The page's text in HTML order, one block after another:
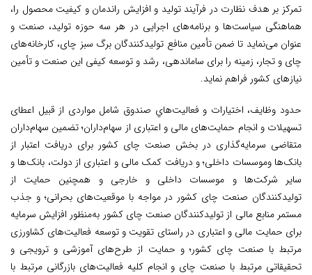
تمرکز بر هدف نظارت در فرآیند تولید و افزایش راندمان و کیفیت محصول را،
هماهنگی سیاست‌ها و برنامه‌های اجرایی در هر سه حوزه تولید، صنعت و
عنوان می‌نماید تا ضمن تأمین منافع تولیدکنندگان برگ سبز چای، کارخانه‌های
چای و تجار،‌ زمینه را برای ساماندهی، رشد و توسعه کیفی این صنعت و تأمین
نیازهای کشور فراهم نماید.
حدود وظایف، اختیارات و فعاليت‌هاي صندوق شامل مواردی از قبیل اعطای
تسهیلات و انجام حمایت‌های مالی و اعتباری از سهام‌داران؛ تضمین سهام‌داران
متقاضی سرمایه‌گذاری در بخش صنعت چای کشور برای دریافت اعتبار از
بانک‌ها وموسسات داخلی؛ و دریافت کمک مالی و اعتباری از دولت، بانک‌ها و
سایر شرکت‌ها و موسسات داخلی و خارجی و همچنین حمایت از
تولیدکنندگان صنعت چای کشور در مواجه با موقعیت‌های بحرانی؛ و جذب
مستمر منابع مالی از تولیدکنندگان صنعت چای کشور به‌منظور افزایش سرمایه
برای حمایت مالی و اعتباری در راستای تقویت و توسعه فعالیت‌های کشاورزی
مرتبط با صنعت چای کشور؛ و حمایت از طرح‌های آموزشی و ترویجی و
تحقیقاتی مرتبط با صنعت چای و انجام کلیه فعالیت‌های بازرگانی مرتبط با